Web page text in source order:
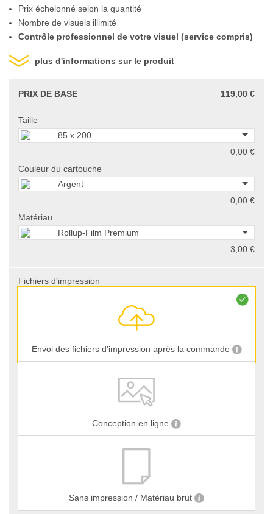
Prix échelonné selon la quantité
Nombre de visuels illimité
Contrôle professionnel de votre visuel (service compris)
plus d'informations sur le produit
PRIX DE BASE 119,00 €
Taille
85 x 200
0,00 €
Couleur du cartouche
Argent
0,00 €
Matériau
Rollup-Film Premium
3,00 €
Fichiers d'impression
Envoi des fichiers d'impression après la commande
Conception en ligne
Sans impression / Matériau brut